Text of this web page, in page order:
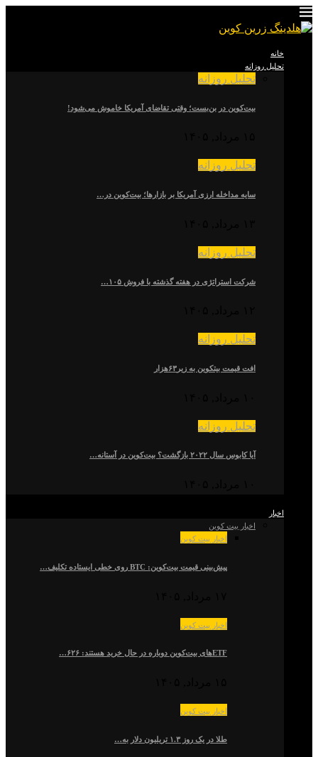
خانه
تحلیل روزانه
تحلیل روزانه
بیت‌کوین در بن‌بست؛ وقتی تقاضای آمریکا خاموش می‌شود!
تحلیل روزانه
سایه مداخله ارزی آمریکا بر بازارها؛ بیت‌کوین در…
تحلیل روزانه
شرکت استراتژی در هفته گذشته با فروش ۱۰۵…
تحلیل روزانه
افت قیمت بیتکوین به زیر۶۳هزار
تحلیل روزانه
آیا کابوس سال ۲۰۲۲ بازگشت؟ بیت‌کوین در آستانه…
اخبار
اخبار بیت کوین
اخبار بیت کوین
پیش‌بینی قیمت بیت‌کوین: BTC روی خطی ایستاده تکلیف…
اخبار بیت کوین
ETFهای بیت‌کوین دوباره در حال خرید هستند: ۶۲۶…
اخبار بیت کوین
طلا در یک روز ۱.۳ تریلیون دلار به…